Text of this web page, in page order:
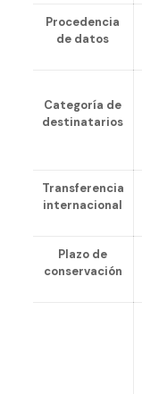
Procedencia
de datos
Categoría de
destinatarios
Transferencia
internacional
Plazo de
conservación